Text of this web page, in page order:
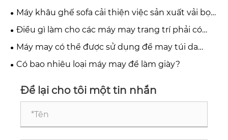
thông số đường may và độ tin cậy vận hành lâu dài
Máy khâu ghế sofa cải thiện việc sản xuất vải bọc
như thế nào?
Điều gì làm cho các máy may trang trí phải có
cho những người đam mê may sáng sáng tạo?
Máy may có thể được sử dụng để may túi da
không?
Có bao nhiêu loại máy may để làm giày?
Để lại cho tôi một tin nhắn